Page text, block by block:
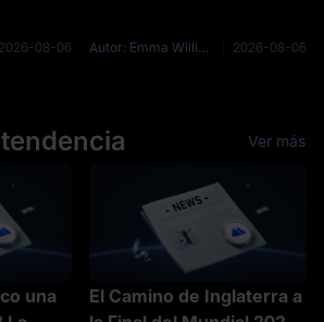
2026-08-06
rentable con ventas de robots
Autor: Emma Williams 2026-08-06
Ver más
una
El Camino de Inglaterra a